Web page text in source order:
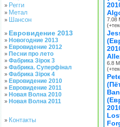
» Регги
» Метал
» Шансон
» Евровидение 2013
» Новогодние 2013
» Евровидение 2012
» Песни про лето
» Фабрика Зірок 3
» Фабрика. Суперфінал
» Фабрика Зірок 4
» Евровидение 2010
» Евровидение 2011
» Новая Волна 2010
» Новая Волна 2011
» Контакты
7.08
6.8